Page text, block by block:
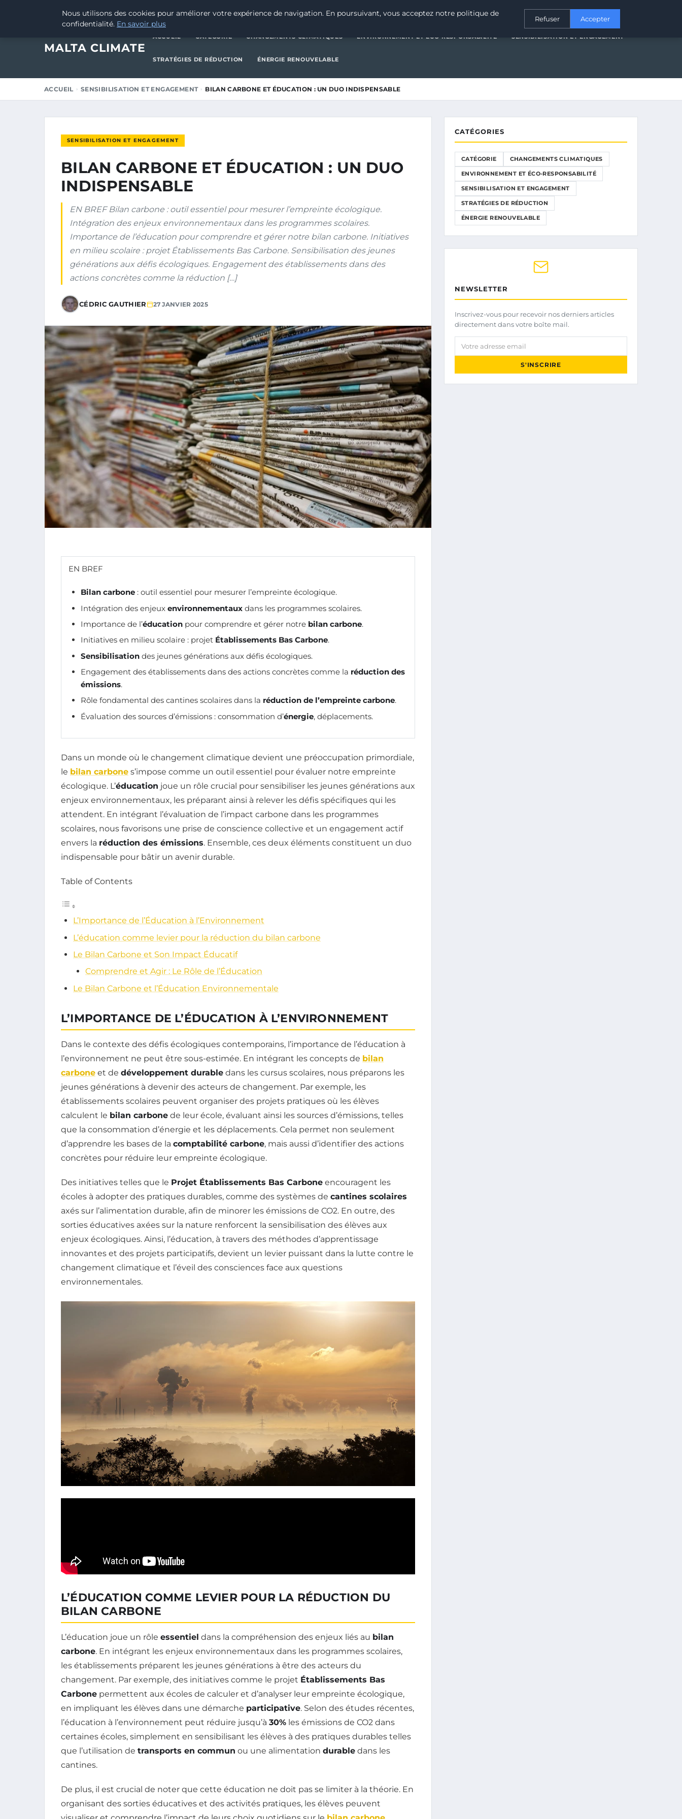
27 JANVIER 2025 CATÉGORIE CHANGEMENTS CLIMATIQUES ENVIRONNEMENT ET ÉCO-RESPONSABILITÉSENSIBILISATION ET ENGAGEMENT
MALTA CLIMATE
ACCUEIL CATÉGORIE CHANGEMENTS CLIMATIQUES ENVIRONNEMENT ET ÉCO-RESPONSABILITÉ SENSIBILISATION ET ENGAGEMENT
STRATÉGIES DE RÉDUCTION ÉNERGIE RENOUVELABLE
ACCUEIL SENSIBILISATION ET ENGAGEMENT BILAN CARBONE ET ÉDUCATION : UN DUO INDISPENSABLE
SENSIBILISATION ET ENGAGEMENT
BILAN CARBONE ET ÉDUCATION : UN DUO
INDISPENSABLE
EN BREF Bilan carbone : outil essentiel pour mesurer l’empreinte écologique.
Intégration des enjeux environnementaux dans les programmes scolaires.
Importance de l’éducation pour comprendre et gérer notre bilan carbone. Initiatives
en milieu scolaire : projet Établissements Bas Carbone. Sensibilisation des jeunes
générations aux défis écologiques. Engagement des établissements dans des
actions concrètes comme la réduction […]
CÉDRIC GAUTHIER 27 JANVIER 2025
EN BREF
Bilan carbone : outil essentiel pour mesurer l’empreinte écologique.
Intégration des enjeux environnementaux dans les programmes scolaires.
Importance de l’éducation pour comprendre et gérer notre bilan carbone.
Initiatives en milieu scolaire : projet Établissements Bas Carbone.
Sensibilisation des jeunes générations aux défis écologiques.
Engagement des établissements dans des actions concrètes comme la réduction des
émissions.
Rôle fondamental des cantines scolaires dans la réduction de l’empreinte carbone.
Évaluation des sources d’émissions : consommation d’énergie, déplacements.
Dans un monde où le changement climatique devient une préoccupation primordiale,
le bilan carbone s’impose comme un outil essentiel pour évaluer notre empreinte
écologique. L’éducation joue un rôle crucial pour sensibiliser les jeunes générations aux
enjeux environnementaux, les préparant ainsi à relever les défis spécifiques qui les
attendent. En intégrant l’évaluation de l’impact carbone dans les programmes
scolaires, nous favorisons une prise de conscience collective et un engagement actif
envers la réduction des émissions. Ensemble, ces deux éléments constituent un duo
indispensable pour bâtir un avenir durable.
Table of Contents
L’Importance de l’Éducation à l’Environnement
L’éducation comme levier pour la réduction du bilan carbone
Le Bilan Carbone et Son Impact Éducatif
Comprendre et Agir : Le Rôle de l’Éducation
Le Bilan Carbone et l’Éducation Environnementale
L’IMPORTANCE DE L’ÉDUCATION À L’ENVIRONNEMENT
Dans le contexte des défis écologiques contemporains, l’importance de l’éducation à
l’environnement ne peut être sous-estimée. En intégrant les concepts de bilan
carbone et de développement durable dans les cursus scolaires, nous préparons les
jeunes générations à devenir des acteurs de changement. Par exemple, les
établissements scolaires peuvent organiser des projets pratiques où les élèves
calculent le bilan carbone de leur école, évaluant ainsi les sources d’émissions, telles
que la consommation d’énergie et les déplacements. Cela permet non seulement
d’apprendre les bases de la comptabilité carbone, mais aussi d’identifier des actions
concrètes pour réduire leur empreinte écologique.
Des initiatives telles que le Projet Établissements Bas Carbone encouragent les
écoles à adopter des pratiques durables, comme des systèmes de cantines scolaires
axés sur l’alimentation durable, afin de minorer les émissions de CO2. En outre, des
sorties éducatives axées sur la nature renforcent la sensibilisation des élèves aux
enjeux écologiques. Ainsi, l’éducation, à travers des méthodes d’apprentissage
innovantes et des projets participatifs, devient un levier puissant dans la lutte contre le
changement climatique et l’éveil des consciences face aux questions
environnementales.
L’ÉDUCATION COMME LEVIER POUR LA RÉDUCTION DU
BILAN CARBONE
L’éducation joue un rôle essentiel dans la compréhension des enjeux liés au bilan
carbone. En intégrant les enjeux environnementaux dans les programmes scolaires,
les établissements préparent les jeunes générations à être des acteurs du
changement. Par exemple, des initiatives comme le projet Établissements Bas
Carbone permettent aux écoles de calculer et d’analyser leur empreinte écologique,
en impliquant les élèves dans une démarche participative. Selon des études récentes,
l’éducation à l’environnement peut réduire jusqu’à 30% les émissions de CO2 dans
certaines écoles, simplement en sensibilisant les élèves à des pratiques durables telles
que l’utilisation de transports en commun ou une alimentation durable dans les
cantines.
De plus, il est crucial de noter que cette éducation ne doit pas se limiter à la théorie. En
organisant des sorties éducatives et des activités pratiques, les élèves peuvent
CATÉGORIES
CATÉGORIE CHANGEMENTS CLIMATIQUES
ENVIRONNEMENT ET ÉCO-RESPONSABILITÉ
SENSIBILISATION ET ENGAGEMENT
STRATÉGIES DE RÉDUCTION
ÉNERGIE RENOUVELABLE
NEWSLETTER
Inscrivez-vous pour recevoir nos derniers articles
directement dans votre boîte mail.
Votre adresse email
S'INSCRIRE
Nous utilisons des cookies pour améliorer votre expérience de navigation. En poursuivant, vous acceptez notre politique de
confidentialité. En savoir plus
Refuser Accepter